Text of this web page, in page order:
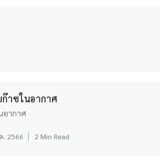
าซในอากาศ
อากาศ
. 2566 2 Min Read